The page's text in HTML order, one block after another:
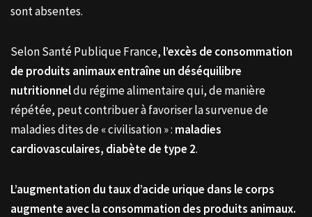
sont absentes.
Selon Santé Publique France, l’excès de consommation
de produits animaux entraîne un déséquilibre
nutritionneldu régime alimentaire qui, de manière
répétée, peut contribuer à favoriser la survenue de
maladies dites de « civilisation » : maladies
cardiovasculaires, diabète de type 2.
L’augmentation du taux d’acide urique dans le corps
augmente avec la consommation des produits animaux.